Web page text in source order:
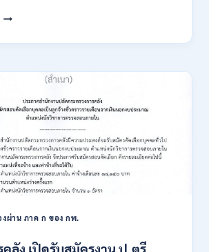
สำนักงาน
รวจ
ผ่น
บ
อบ
ข่งขัน
พื่อ
รรจุ
ป็น
งผ่าน ภาค ก ของ กพ.
คลัง เปิดรับสมัครงาน ป.ตรี